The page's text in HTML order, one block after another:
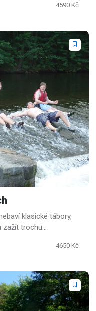
4590 Kč
klasické tábory,
zažít trochu
4650 Kč